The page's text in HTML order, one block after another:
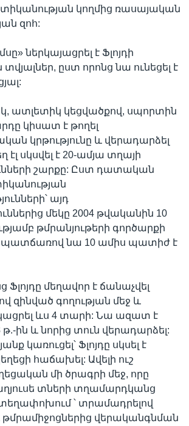
կողմից ռասայական
զոհ:
ներկայացրել է Ֆլոյդի
ըստ որոնց նա ունեցել է
ատլետիկ կեցվածքով, սպորտին
կիսատ է թողել
կրթությունը և վերադարձել
էլ սկսվել է 20-ամյա տղայի
շարքը: Ըստ դատական
այդ
մեկը 2004 թվականին 10
թմրանյութերի գործարքի
պատճառով նա 10 ամիս պատիժ է
մեղավոր է ճանաչվել
զինված գողության մեջ և
ևս 4 տարի: Նա ազատ է
թ.-ին և նորից տուն վերադարձել:
կառուցել՝ Ֆլոյդը սկսել է
հաճախել: Ավելի ուշ
մի ծրագրի մեջ, որը
տների տղամարդկանց
՝ տրամադրելով
վերականգնման